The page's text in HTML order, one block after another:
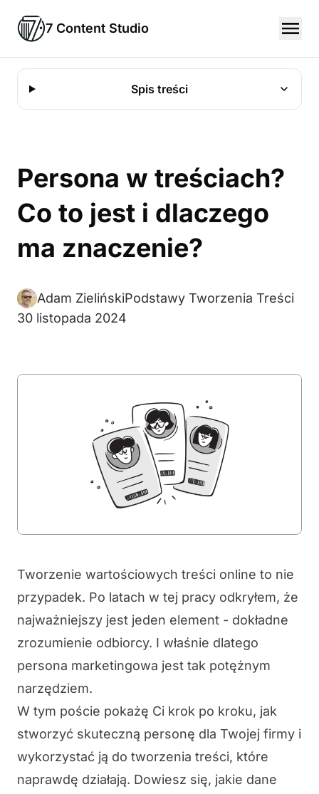
7 Content Studio
Spis treści
Persona w treściach?
Co to jest i dlaczego
ma znaczenie?
Adam ZielińskiPodstawy Tworzenia Treści
30 listopada 2024
Tworzenie wartościowych treści online to nie
przypadek. Po latach w tej pracy odkryłem, że
najważniejszy jest jeden element - dokładne
zrozumienie odbiorcy. I właśnie dlatego
persona marketingowa jest tak potężnym
narzędziem.
W tym poście pokażę Ci krok po kroku, jak
stworzyć skuteczną personę dla Twojej firmy i
wykorzystać ją do tworzenia treści, które
naprawdę działają. Dowiesz się, jakie dane